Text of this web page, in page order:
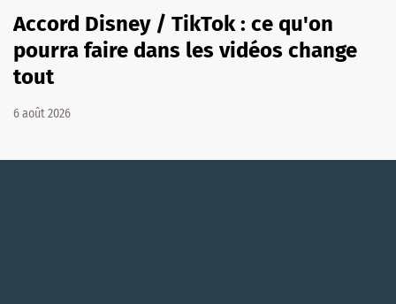
Accord Disney / TikTok : ce qu'on
pourra faire dans les vidéos change
tout
6 août 2026